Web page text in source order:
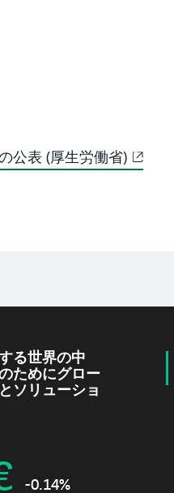
公表 (厚生労働省)
る世界の中
ためにグロー
ソリューショ
-0.14%